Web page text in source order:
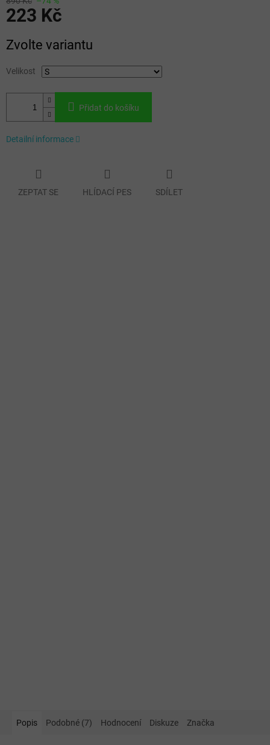
223 Kč
cena:
Zvolte variantu
Velikost
Přidat do košíku
Detailní informace
ZEPTAT SE HLÍDACÍ PES SDÍLET
Popis Podobné (7) Hodnocení Diskuze Značka